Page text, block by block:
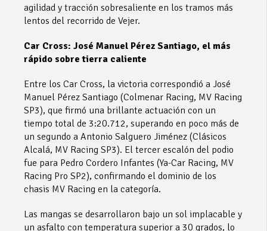
agilidad y tracción sobresaliente en los tramos más
lentos del recorrido de Vejer.
Car Cross: José Manuel Pérez Santiago, el más
rápido sobre tierra caliente
Entre los Car Cross, la victoria correspondió a José
Manuel Pérez Santiago (Colmenar Racing, MV Racing
SP3), que firmó una brillante actuación con un
tiempo total de 3:20.712, superando en poco más de
un segundo a Antonio Salguero Jiménez (Clásicos
Alcalá, MV Racing SP3). El tercer escalón del podio
fue para Pedro Cordero Infantes (Ya-Car Racing, MV
Racing Pro SP2), confirmando el dominio de los
chasis MV Racing en la categoría.
Las mangas se desarrollaron bajo un sol implacable y
un asfalto con temperatura superior a 30 grados, lo